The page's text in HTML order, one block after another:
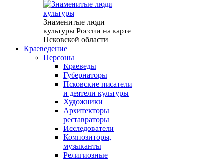
Знаменитые люди
культуры России на карте
Псковской области
Краеведение
Персоны
Краеведы
Губернаторы
Псковские писатели
и деятели культуры
Художники
Архитекторы,
реставраторы
Исследователи
Композиторы,
музыканты
Религиозные